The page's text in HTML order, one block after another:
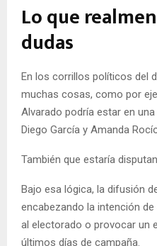
Lo que
dudas
En los corrillos políticos del
muchas cosas, como por
Alvarado podría estar en
Diego García y Amanda
También que estaría
Bajo esa lógica, la difusión
encabezando la intención
al electorado o provocar un
últimos días de campaña.